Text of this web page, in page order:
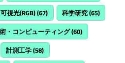
可視光(RGB)(67) 科学研究(65)
・コンピューティング(60)
計測工学(58)